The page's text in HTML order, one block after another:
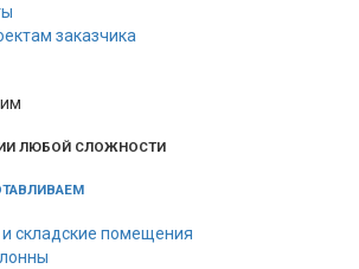
заказчика
ЛЮБОЙ СЛОЖНОСТИ
складские помещения